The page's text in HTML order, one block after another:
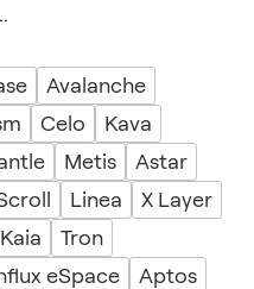
Avalanche
Celo
Kava
Metis
Astar
Linea
X Layer
Kaia
Tron
eSpace
Aptos